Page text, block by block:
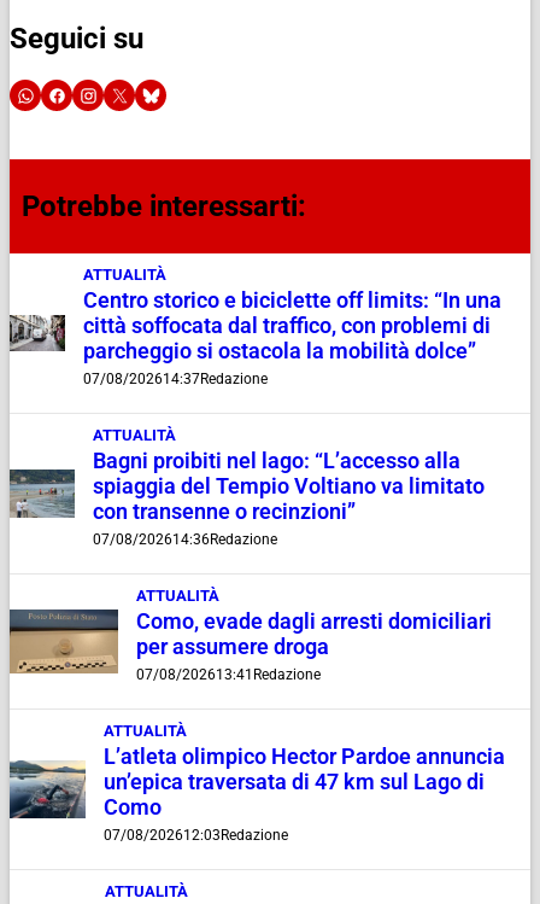
Seguici su
Potrebbe interessarti:
ATTUALITÀ
Centro storico e biciclette off limits: “In una
città soffocata dal traffico, con problemi di
parcheggio si ostacola la mobilità dolce”
07/08/202614:37Redazione
ATTUALITÀ
Bagni proibiti nel lago: “L’accesso alla
spiaggia del Tempio Voltiano va limitato
con transenne o recinzioni”
07/08/202614:36Redazione
ATTUALITÀ
Como, evade dagli arresti domiciliari
per assumere droga
07/08/202613:41 Redazione
ATTUALITÀ
L’atleta olimpico Hector Pardoe annuncia
un’epica traversata di 47 km sul Lago di
Como
07/08/202612:03 Redazione
ATTUALITÀ